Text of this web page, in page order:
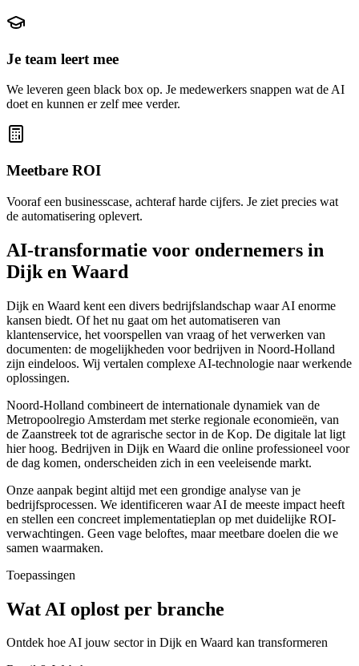
Je team leert mee
We leveren geen black box op. Je medewerkers snappen wat de AI
doet en kunnen er zelf mee verder.
Meetbare ROI
Vooraf een businesscase, achteraf harde cijfers. Je ziet precies wat
de automatisering oplevert.
AI-transformatie voor ondernemers in
Dijk en Waard
Dijk en Waard kent een divers bedrijfslandschap waar AI enorme
kansen biedt. Of het nu gaat om het automatiseren van
klantenservice, het voorspellen van vraag of het verwerken van
documenten: de mogelijkheden voor bedrijven in Noord-Holland
zijn eindeloos. Wij vertalen complexe AI-technologie naar werkende
oplossingen.
Noord-Holland combineert de internationale dynamiek van de
Metropoolregio Amsterdam met sterke regionale economieën, van
de Zaanstreek tot de agrarische sector in de Kop. De digitale lat ligt
hier hoog. Bedrijven in Dijk en Waard die online professioneel voor
de dag komen, onderscheiden zich in een veeleisende markt.
Onze aanpak begint altijd met een grondige analyse van je
bedrijfsprocessen. We identificeren waar AI de meeste impact heeft
en stellen een concreet implementatieplan op met duidelijke ROI-
verwachtingen. Geen vage beloftes, maar meetbare doelen die we
samen waarmaken.
Toepassingen
Wat AI oplost per branche
Ontdek hoe AI jouw sector in Dijk en Waard kan transformeren